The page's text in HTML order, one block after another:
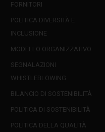
FORNITORI
POLITICA DIVERSITÀ E
INCLUSIONE
MODELLO ORGANIZZATIVO
SEGNALAZIONI
WHISTLEBLOWING
BILANCIO DI SOSTENIBILITÀ
POLITICA DI SOSTENIBILITÀ
POLITICA DELLA QUALITÀ